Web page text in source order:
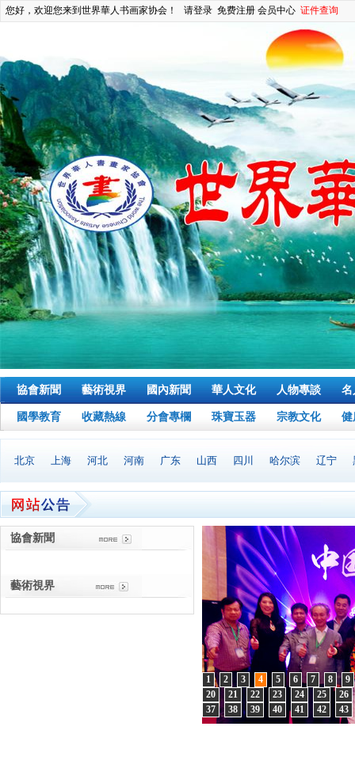
您好，欢迎您来到世界華人书画家协会！ 请登录 免费注册 会员中心 证件查询
協會新聞 藝術視界 國內新聞 華人文化 人物專談 名
國學教育 收藏熱線 分會專欄 珠寶玉器 宗教文化 健
北京 上海 河北 河南 广东 山西 四川 哈尔滨 辽宁
協會新聞
藝術視界
1 2 3 4 5 6 7 8
9
20
21 22 23 24 25
26
37
38 39 40 41 42 43